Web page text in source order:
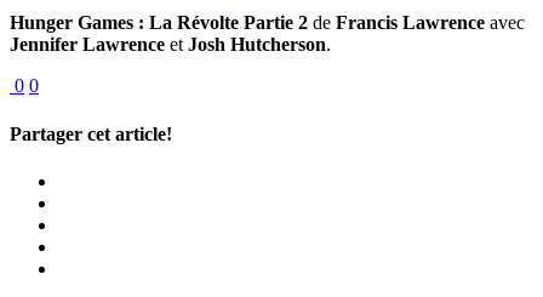
Hunger Games : La Révolte Partie 2 de Francis Lawrence avec
Jennifer Lawrence et Josh Hutcherson.
0 0
Partager cet article!